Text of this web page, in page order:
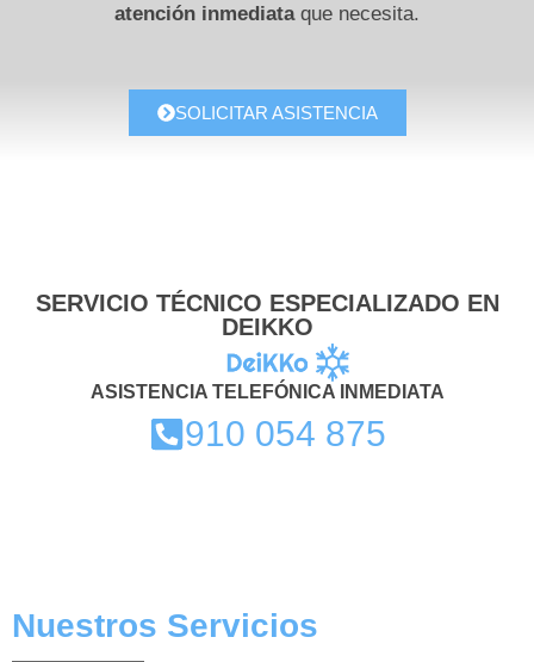
atención inmediataque necesita.
SOLICITAR ASISTENCIA
SERVICIO TÉCNICO ESPECIALIZADO EN
DEIKKO
ASISTENCIA TELEFÓNICA INMEDIATA
910 054 875
Nuestros Servicios